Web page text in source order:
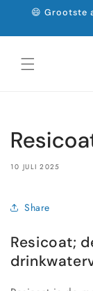
naar de
😄 Grootste
10 JULI 2025
Share
Resicoat;